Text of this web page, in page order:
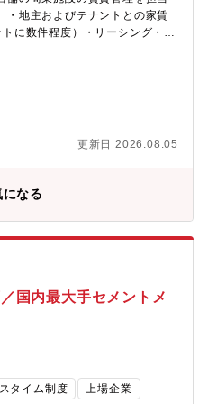
工程を完全自動化した次世代加
ングセンタをベースに、AIによ
補正入力までを全自動化。
250台販売を目指し、米国・イ
・地主およびテナントとの家賃
に数件程度）・リーシング・契
賃貸課（金沢営業所）【入社
任せし、チーム内で役割分担を
く予定です。業務内容は幅広い
くゆくは後輩を持ってリーダー
更新日 2026.08.05
になる
国内最大手セメントメ
タイム制度 上場企業